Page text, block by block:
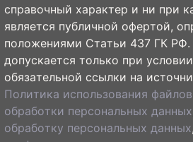
справочный характер и ни при
является публичной офертой,
положениями Статьи 437 ГК
допускается только при
обязательной ссылки на
Политика использования
обработки персональных данных
обработку персональных данных,